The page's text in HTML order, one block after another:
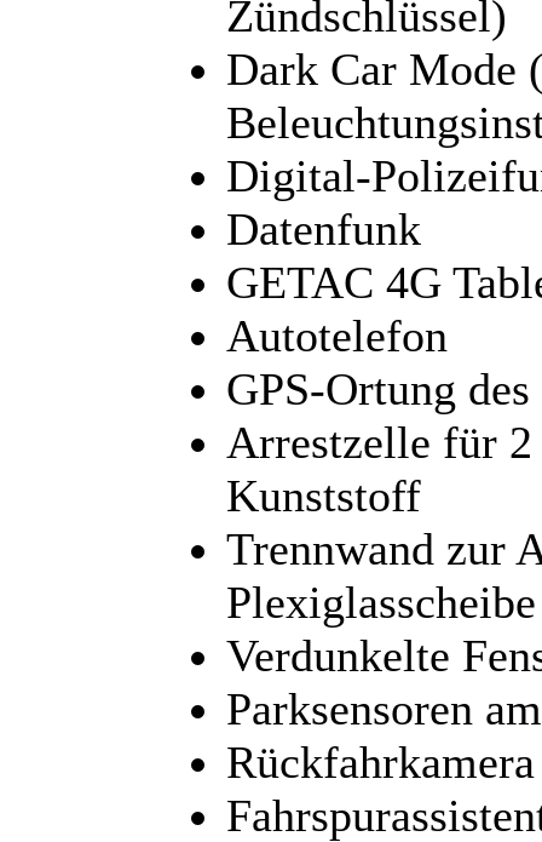
Zündschlüssel)
Dark Car Mode
Digital-
Datenfunk
GETAC 4G
Autotelefon
GPS-Ortung des
Arrestzelle für 2
Kunststoff
Trennwand zur
Plexiglasscheibe
Verdunkelte
Parksensoren
Rückfahrkamera